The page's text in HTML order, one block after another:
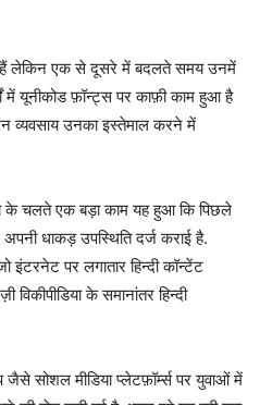
हैं लेकिन एक से दूसरे में बदलते समय उनमें
में यूनीकोड फ़ॉन्ट्स पर काफ़ी काम हुआ है
व्यवसाय उनका इस्तेमाल करने में
के चलते एक बड़ा काम यह हुआ कि पिछले
धाकड़ उपस्थिति दर्ज कराई है.
पर लगातार हिन्दी कॉन्टेंट
के समानांतर हिन्दी
सोशल मीडिया प्लेटफ़ॉर्म्स पर युवाओं में